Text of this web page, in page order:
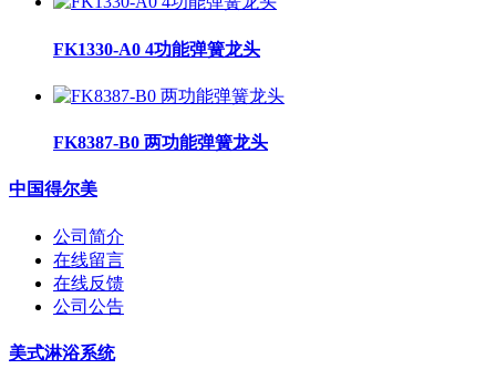
FK1330-A0 4功能弹簧龙头
FK8387-B0 两功能弹簧龙头
中国得尔美
公司简介
在线留言
在线反馈
公司公告
美式淋浴系统